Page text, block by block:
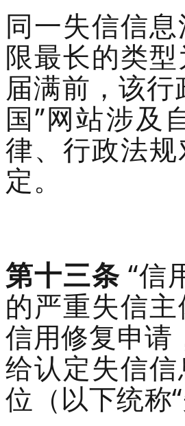
同一失信信
限最长的类型
届满前，该行
国”网站涉及
律、行政法
定。
第十三条“信
的严重失信
信用修复申请
给认定失信
位（以下统称